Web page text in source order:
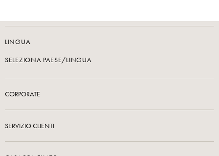
LINGUA
SELEZIONA PAESE/LINGUA
CORPORATE
SERVIZIO CLIENTI